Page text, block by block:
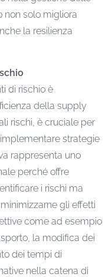
non solo migliora
la resilienza
di rischio è
della supply
rischi, è cruciale per
strategie
rappresenta uno
perché offre
i rischi ma
gli effetti
come ad esempio
la modifica dei
dei tempi di
nella catena di